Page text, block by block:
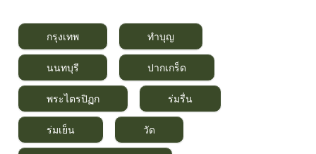
กรุงเทพ ทำบุญ
นนทบุรี ปากเกร็ด
พระไตรปิฏก ร่มรื่น
ร่มเย็น วัด